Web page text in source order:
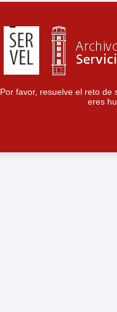
Por favor, resuelve el reto de
eres